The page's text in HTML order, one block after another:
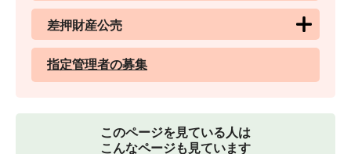
差押財産公売
指定管理者の募集
このページを見ている人は
こんなページも見ています